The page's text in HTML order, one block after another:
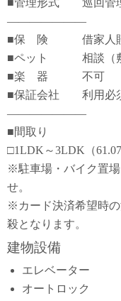
■管理形式 巡回管
―――――――
■保 険 借家人賠
■ペット 相談（敷
■楽 器 不可
■保証会社 利用必
―――――――
■間取り
□1LDK～3LDK（61.07
※駐車場・バイク置
せ。
※カード決済希望時
殺となります。
建物設備
エレベーター
オートロック